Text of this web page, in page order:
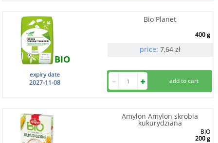
Bio Planet
BIO
400 g
price: 7,64 zł
expiry date
2027-11-08
Amylon Amylon skrobia
kukurydziana
BIO
200 g